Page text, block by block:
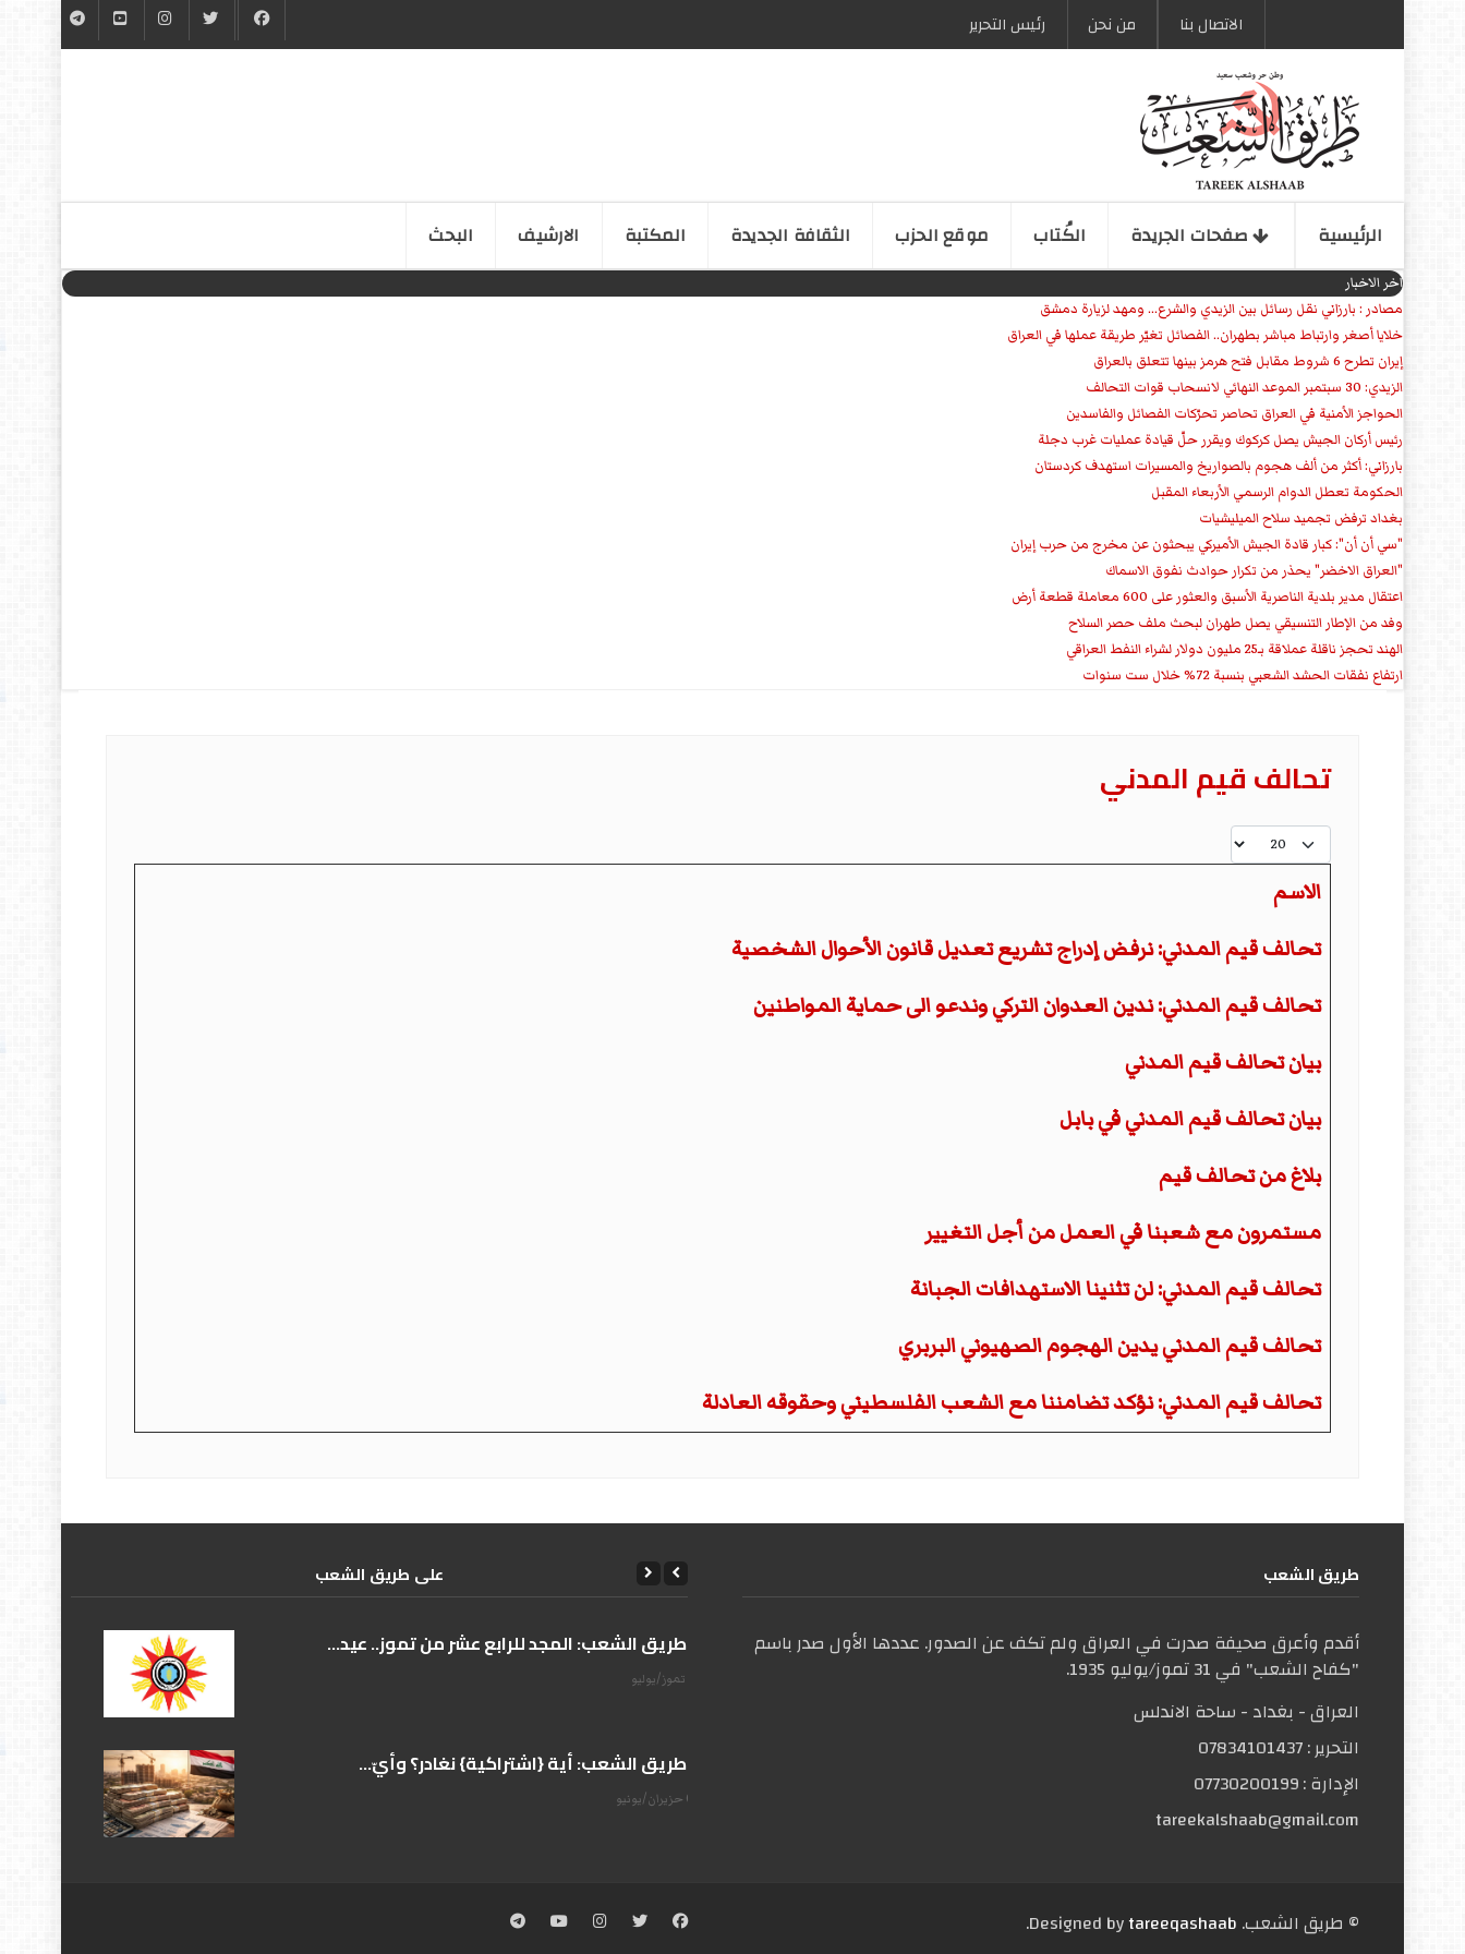
الاتصال بنا من نحن رئیس التحریر
الرئیسیة صفحات الجریدة الكُتاب موقع الحزب الثقافة الجدیدة المكتبة الارشیف البحث
اخر الاخبار
مصادر : بارزاني نقل رسائل بين الزيدي والشرع... ومهد لزيارة دمشق
خلايا أصغر وارتباط مباشر بطهران.. الفصائل تغيّر طريقة عملها في العراق
إيران تطرح 6 شروط مقابل فتح هرمز بينها تتعلق بالعراق
الزيدي: 30 سبتمبر الموعد النهائي لانسحاب قوات التحالف
الحواجز الأمنية في العراق تحاصر تحرّكات الفصائل والفاسدين
رئيس أركان الجيش يصل كركوك ويقرر حلّ قيادة عمليات غرب دجلة
بارزاني: أكثر من ألف هجوم بالصواريخ والمسيرات استهدف كردستان
الحكومة تعطل الدوام الرسمي الأربعاء المقبل
بغداد ترفض تجميد سلاح الميليشيات
"سي أن أن": كبار قادة الجيش الأميركي يبحثون عن مخرج من حرب إيران
"العراق الاخضر" يحذر من تكرار حوادث نفوق الاسماك
اعتقال مدير بلدية الناصرية الأسبق والعثور على 600 معاملة قطعة أرض
وفد من الإطار التنسيقي يصل طهران لبحث ملف حصر السلاح
الهند تحجز ناقلة عملاقة بـ25 مليون دولار لشراء النفط العراقي
ارتفاع نفقات الحشد الشعبي بنسبة 72% خلال ست سنوات
تحالف قيم المدني
عدد الإظهارات:
الاسم
تحالف قيم المدني: نرفض إدراج تشريع تعديل قانون الأحوال الشخصية
تحالف قيم المدني: ندين العدوان التركي وندعو الى حماية المواطنين
بيان تحالف قيم المدني
بيان تحالف قيم المدني في بابل
بلاغ من تحالف قيم
مستمرون مع شعبنا في العمل من أجل التغيير
تحالف قيم المدني: لن تثنينا الاستهدافات الجبانة
تحالف قيم المدني يدين الهجوم الصهيوني البربري
تحالف قيم المدني: نؤكد تضامننا مع الشعب الفلسطيني وحقوقه العادلة
طریق الشعب
أقدم وأعرق صحيفة صدرت في العراق ولم تكف عن الصدور. عددها الأول صدر باسم
"كفاح الشعب" في 31 تموز/يوليو 1935.
العراق - بغداد - ساحة الاندلس
التحریر :07834101437
الإدارة :07730200199
tareekalshaab@gmail.com
علی طریق الشعب
على طريق الشعب: المجد للرابع عشر من تموز.. عيد...
على طريق الشعب: أية {اشتراكية} نغادر؟ وأيّ...
07 حزيران/يونيو
© طریق الشعب. Designed by tareeqashaab
.